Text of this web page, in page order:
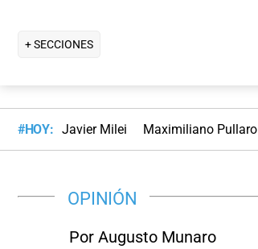
+ SECCIONES
#HOY: Javier Milei Maximiliano Pullaro
OPINIÓN
Por Augusto Munaro